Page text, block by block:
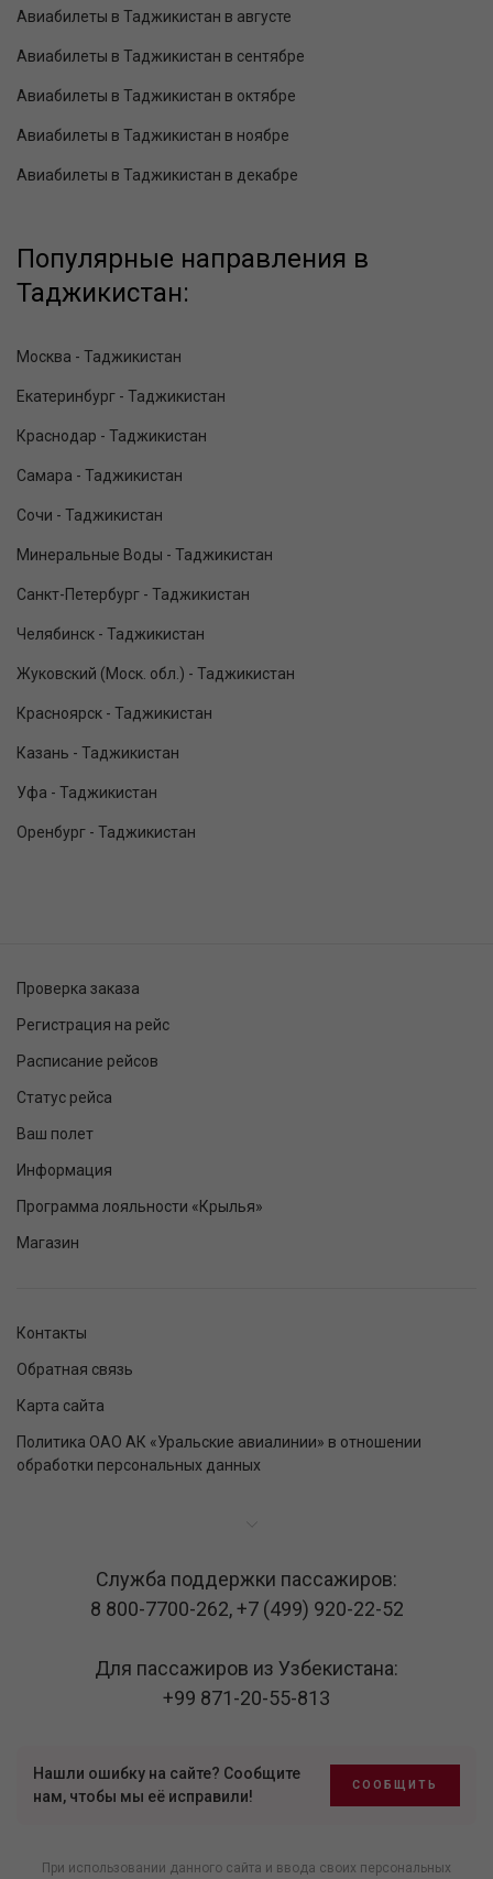
Авиабилеты в Таджикистан в августе
Авиабилеты в Таджикистан в сентябре
Авиабилеты в Таджикистан в октябре
Авиабилеты в Таджикистан в ноябре
Авиабилеты в Таджикистан в декабре
Популярные направления в
Таджикистан:
Москва - Таджикистан
Екатеринбург - Таджикистан
Краснодар - Таджикистан
Самара - Таджикистан
Сочи - Таджикистан
Минеральные Воды - Таджикистан
Санкт-Петербург - Таджикистан
Челябинск - Таджикистан
Жуковский (Моск. обл.) - Таджикистан
Красноярск - Таджикистан
Казань - Таджикистан
Уфа - Таджикистан
Оренбург - Таджикистан
Проверка заказа
Регистрация на рейс
Расписание рейсов
Статус рейса
Ваш полет
Информация
Программа лояльности «Крылья»
Магазин
Контакты
Обратная связь
Карта сайта
Политика ОАО АК «Уральские авиалинии» в отношении
обработки персональных данных
Служба поддержки пассажиров:
8 800-7700-262,+7 (499) 920-22-52
Для пассажиров из Узбекистана:
+99 871-20-55-813
Нашли ошибку на сайте? Сообщите
нам, чтобы мы её исправили!
СООБЩИТЬ
При использовании данного сайта и ввода своих персональных